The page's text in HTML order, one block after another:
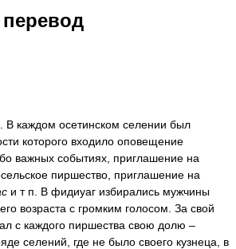
В каждом осетинском селении был
которого входило оповещение
важных событиях, приглашение на
пиршество, приглашение на
и т п. В фидиуаг избирались мужчины
возраста с громким голосом. За свой
с каждого пиршества свою долю –
селений, где не было своего кузнеца, в